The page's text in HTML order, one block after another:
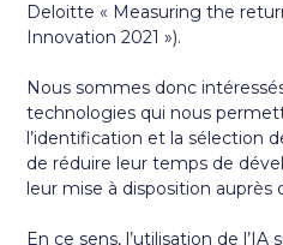
Deloitte « Measuring the
Innovation 2021 »).
Nous sommes donc
technologies qui nous
l’identification et la sélection
de réduire leur temps de
leur mise à disposition auprès
En ce sens, l’utilisation de